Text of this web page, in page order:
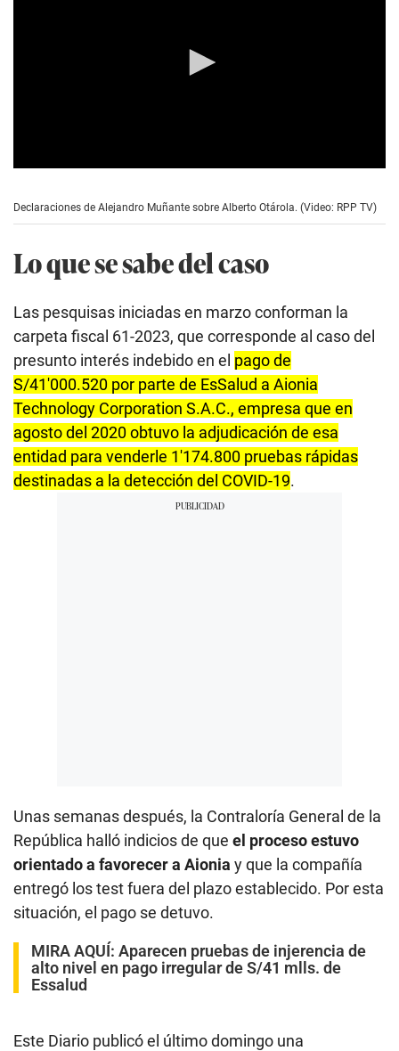
e
d
s
2
m
i
n
u
t
e
s
,
4
3
s
e
Declaraciones de Alejandro Muñante sobre Alberto Otárola. (Video: RPP TV)
Lo que se sabe del caso
Las pesquisas iniciadas en marzo conforman la
carpeta fiscal 61-2023, que corresponde al caso del
presunto interés indebido en el pago de
S/41′000.520 por parte de EsSalud a Aionia
Technology Corporation S.A.C., empresa que en
agosto del 2020 obtuvo la adjudicación de esa
entidad para venderle 1′174.800 pruebas rápidas
destinadas a la detección del COVID-19.
Unas semanas después, la Contraloría General de la
República halló indicios de que el proceso estuvo
orientado a favorecer a Aionia y que la compañía
entregó los test fuera del plazo establecido. Por esta
situación, el pago se detuvo.
MIRA AQUÍ: Aparecen pruebas de injerencia de
alto nivel en pago irregular de S/41 mlls. de
Essalud
Este Diario publicó el último domingo una